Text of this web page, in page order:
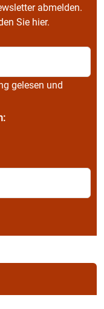
abmelden.
Sie hier.
gelesen und